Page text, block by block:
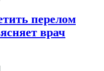
перелом
врач